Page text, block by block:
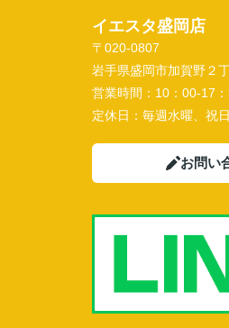
イエスタ盛岡店
〒020-0807
岩手県盛岡市加賀野２
営業時間： 10：00-17
定休日： 毎週水曜、祝
お問い